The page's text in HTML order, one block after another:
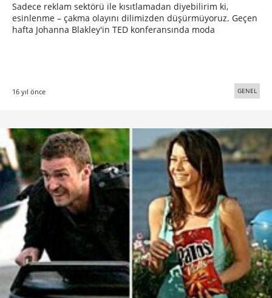
Sadece reklam sektörü ile kısıtlamadan diyebilirim ki,
esinlenme – çakma olayını dilimizden düşürmüyoruz. Geçen
hafta Johanna Blakley'in TED konferansında moda
16 yıl önce GENEL